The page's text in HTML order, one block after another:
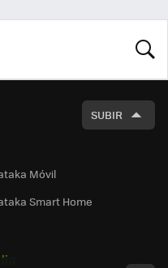
SUBIR
Móvil
Smart Home